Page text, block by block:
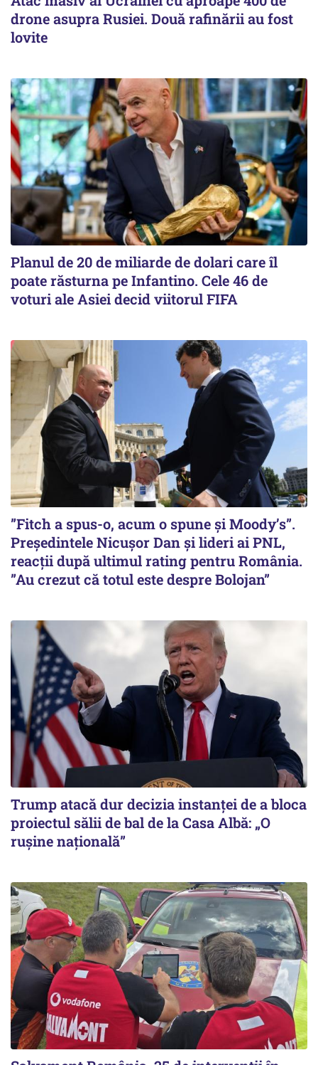
drone asupra Rusiei. Două rafinării au fost
lovite
Planul de 20 de miliarde de dolari care îl
poate răsturna pe Infantino. Cele 46 de
voturi ale Asiei decid viitorul FIFA
”Fitch a spus-o, acum o spune și Moody’s”.
Președintele Nicușor Dan și lideri ai PNL,
reacții după ultimul rating pentru România.
”Au crezut că totul este despre Bolojan”
Trump atacă dur decizia instanţei de a bloca
proiectul sălii de bal de la Casa Albă: „O
ruşine naţională”